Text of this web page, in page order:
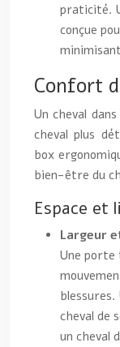
praticité.
conçue
Confort
Un cheval
cheval plus
box
bien-être du
Espace et
Largeur
Une
cheval de
un cheval